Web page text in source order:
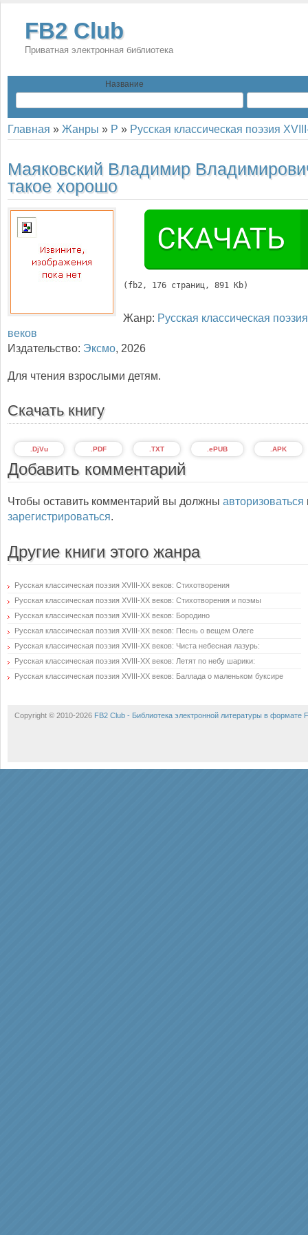
FB2 Club
Приватная электронная библиотека
Название
Главная » Жанры » Р » Русская классическая поэзия
Маяковский Владимир
такое хорошо
( fb2, 176 страниц, 891 Kb)
Жанр: Русская классическая
веков
Издательство: Эксмо, 2026
Для чтения взрослыми детям.
Скачать книгу
.APK
.ePUB
.TXT
.PDF
.DjVu
Добавить комментарий
Чтобы оставить комментарий вы должны авторизоваться
зарегистрироваться.
Другие книги этого жанра
Русская классическая поэзия XVIII-XX веков: Стихотворения
Русская классическая поэзия XVIII-XX веков: Стихотворения и поэмы
Русская классическая поэзия XVIII-XX веков: Бородино
Русская классическая поэзия XVIII-XX веков: Песнь о вещем Олеге
Русская классическая поэзия XVIII-XX веков: Чиста небесная лазурь:
Русская классическая поэзия XVIII-XX веков: Летят по небу шарики:
Русская классическая поэзия XVIII-XX веков: Баллада о маленьком буксире
Copyright © 2010-2026 FB2 Club - Библиотека электронной литературы в формате